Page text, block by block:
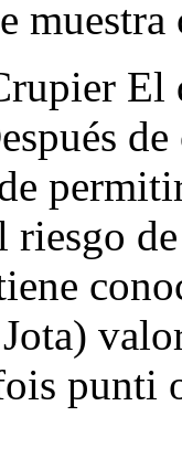
El
riesgo
punti